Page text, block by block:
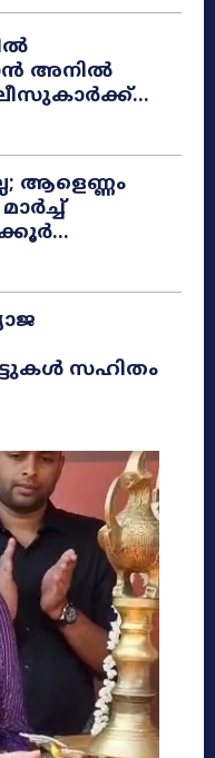
അനിൽ
ആളെണ്ണം
സഹിതം